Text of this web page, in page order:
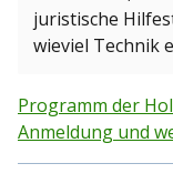
juristische
wieviel Technik
Programm der
Anmeldung und